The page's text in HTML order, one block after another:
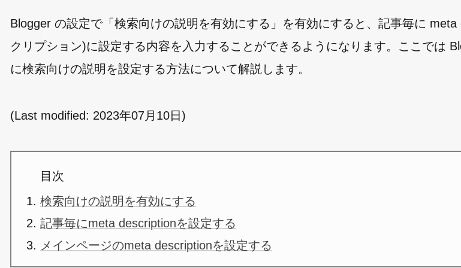
Blogger の設定で「検索向けの説明を有効にする」を有効にすると、記事毎に meta
クリプション)に設定する内容を入力することができるようになります。ここでは
に検索向けの説明を設定する方法について解説します。
(Last modified: 2023年07月10日 )
目次
検索向けの説明を有効にする
記事毎にmeta descriptionを設定する
メインページのmeta descriptionを設定する